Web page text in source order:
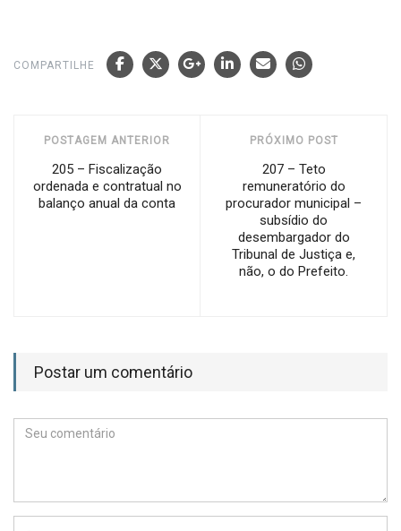
COMPARTILHE
POSTAGEM ANTERIOR
205 – Fiscalização
ordenada e contratual no
balanço anual da conta
PRÓXIMO POST
207 – Teto
remuneratório do
procurador municipal –
subsídio do
desembargador do
Tribunal de Justiça e,
não, o do Prefeito.
Postar um comentário